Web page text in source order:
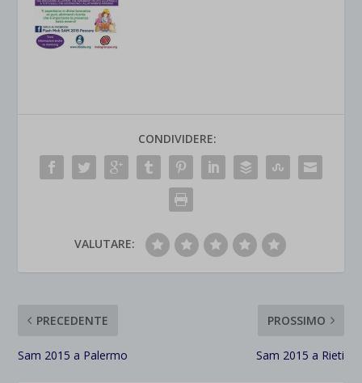
CONDIVIDERE:
VALUTARE:
PRECEDENTE
Sam 2015 a Palermo
PROSSIMO
Sam 2015 a Rieti